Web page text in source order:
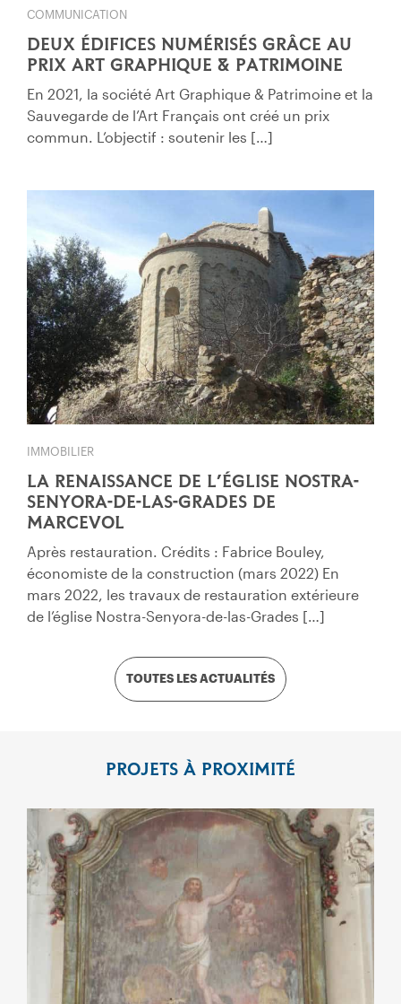
TOUTES LES ACTUALITÉS
COMMUNICATION
DEUX ÉDIFICES NUMÉRISÉS GRÂCE AU
PRIX ART GRAPHIQUE & PATRIMOINE
En 2021, la société Art Graphique & Patrimoine et la
Sauvegarde de l’Art Français ont créé un prix
commun. L’objectif : soutenir les […]
IMMOBILIER
LA RENAISSANCE DE L’ÉGLISE NOSTRA-
SENYORA-DE-LAS-GRADES DE
MARCEVOL
Après restauration. Crédits : Fabrice Bouley,
économiste de la construction (mars 2022) En
mars 2022, les travaux de restauration extérieure
de l’église Nostra-Senyora-de-las-Grades […]
PROJETS À PROXIMITÉ